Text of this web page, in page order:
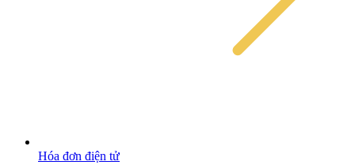
Hóa đơn điện tử